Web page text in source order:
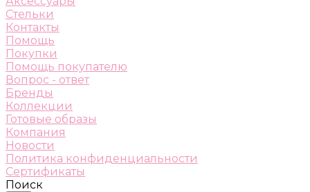
Стельки
Контакты
Помощь
Покупки
Помощь покупателю
Вопрос - ответ
Бренды
Коллекции
Готовые образы
Компания
Новости
Политика конфиденциальности
Сертификаты
Поиск